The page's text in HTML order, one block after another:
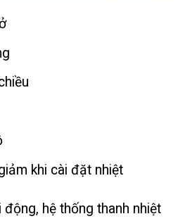
khi cài đặt nhiệt
hệ thống thanh nhiệt